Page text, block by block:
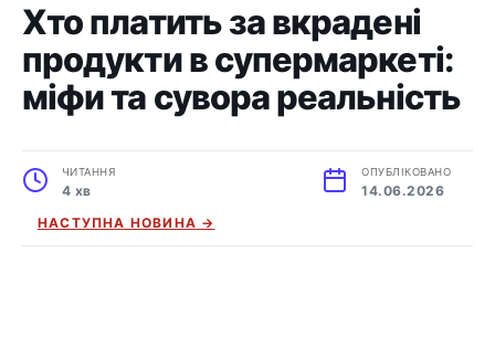
Хто платить за вкрадені
продукти в супермаркеті:
міфи та сувора реальність
ЧИТАННЯ
4 хв
ОПУБЛІКОВАНО
14.06.2026
НАСТУПНА НОВИНА →